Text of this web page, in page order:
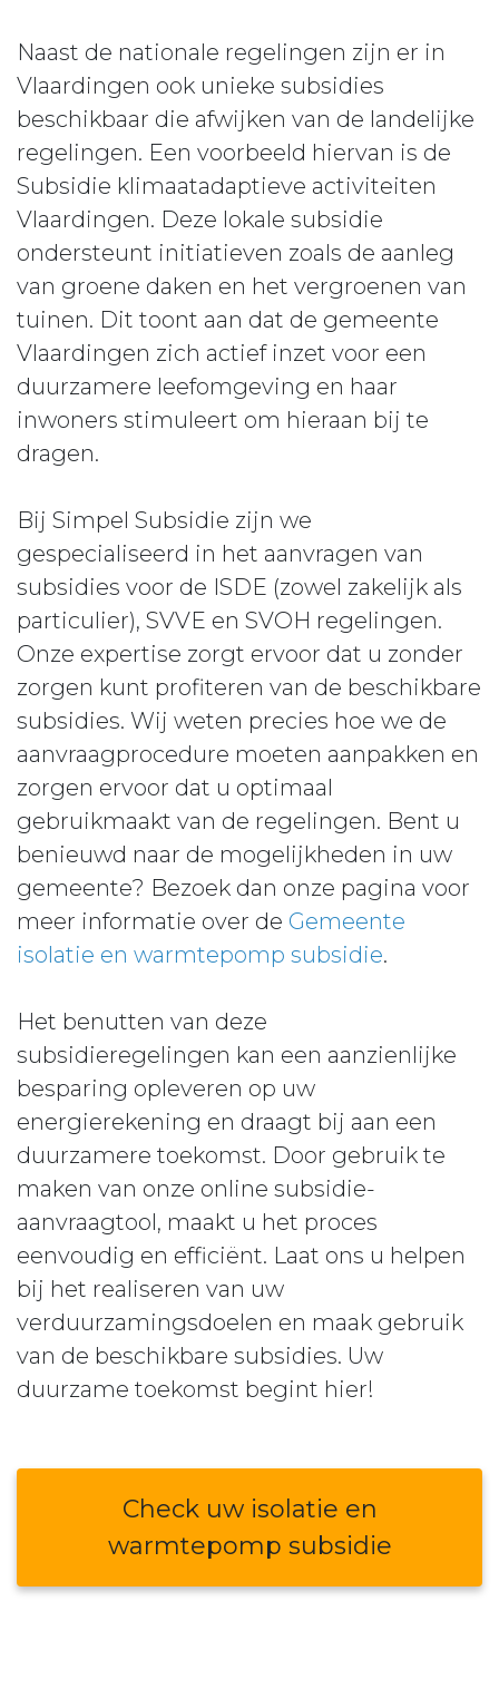
Naast de nationale regelingen zijn er in
Vlaardingen ook unieke subsidies
beschikbaar die afwijken van de landelijke
regelingen. Een voorbeeld hiervan is de
Subsidie klimaatadaptieve activiteiten
Vlaardingen. Deze lokale subsidie
ondersteunt initiatieven zoals de aanleg
van groene daken en het vergroenen van
tuinen. Dit toont aan dat de gemeente
Vlaardingen zich actief inzet voor een
duurzamere leefomgeving en haar
inwoners stimuleert om hieraan bij te
dragen.
Bij Simpel Subsidie zijn we
gespecialiseerd in het aanvragen van
subsidies voor de ISDE (zowel zakelijk als
particulier), SVVE en SVOH regelingen.
Onze expertise zorgt ervoor dat u zonder
zorgen kunt profiteren van de beschikbare
subsidies. Wij weten precies hoe we de
aanvraagprocedure moeten aanpakken en
zorgen ervoor dat u optimaal
gebruikmaakt van de regelingen. Bent u
benieuwd naar de mogelijkheden in uw
gemeente? Bezoek dan onze pagina voor
meer informatie over de Gemeente
isolatie en warmtepomp subsidie.
Het benutten van deze
subsidieregelingen kan een aanzienlijke
besparing opleveren op uw
energierekening en draagt bij aan een
duurzamere toekomst. Door gebruik te
maken van onze online subsidie-
aanvraagtool, maakt u het proces
eenvoudig en efficiënt. Laat ons u helpen
bij het realiseren van uw
verduurzamingsdoelen en maak gebruik
van de beschikbare subsidies. Uw
duurzame toekomst begint hier!
Check uw isolatie en
warmtepomp subsidie